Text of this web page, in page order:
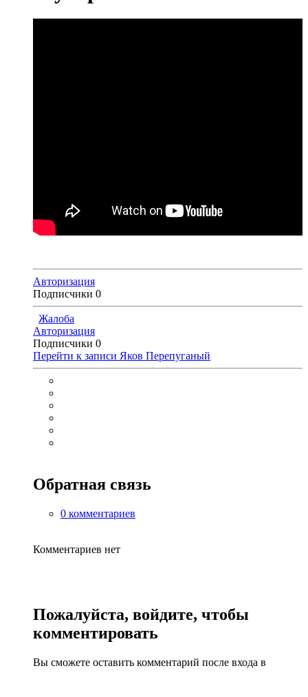
Авторизация
Подписчики 0
Жалоба
Авторизация
Подписчики 0
Перейти к записи Яков Перепуганый
Обратная связь
0 комментариев
Комментариев нет
Пожалуйста, войдите, чтобы
комментировать
Вы сможете оставить комментарий после входа в